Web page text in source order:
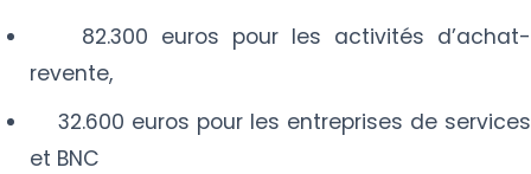
82.300 euros pour les activités d’achat-
revente,
32.600 euros pour les entreprises de services
et BNC